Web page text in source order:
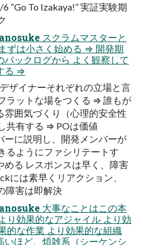
“Go To Izakaya!” 実証実験期
スクラムマスターと
ずは⼩さく始める ⇒ 開発期
バックログから よく観察して
る ⇒
ザイナーそれぞれの⽴場と⾔
ラットな場をつくる ⇒ 誰もが
雰囲気づくり（⼼理的安全性
共有する ⇒ POは価値
ーに説明し、開発メンバーが
るようにファシリテートす
める レスポンスは早く、障害
には素早くリアクション、
障害は即解決
⼤事なことはこの本
り効果的なアジャイル より効
的な作業 より効果的な組織
いほど、煩雑系（シーケンシ